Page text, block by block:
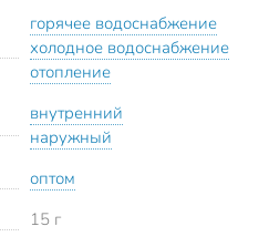
горячее водоснабжение
холодное водоснабжение
отопление
внутренний
наружный
оптом
15 г